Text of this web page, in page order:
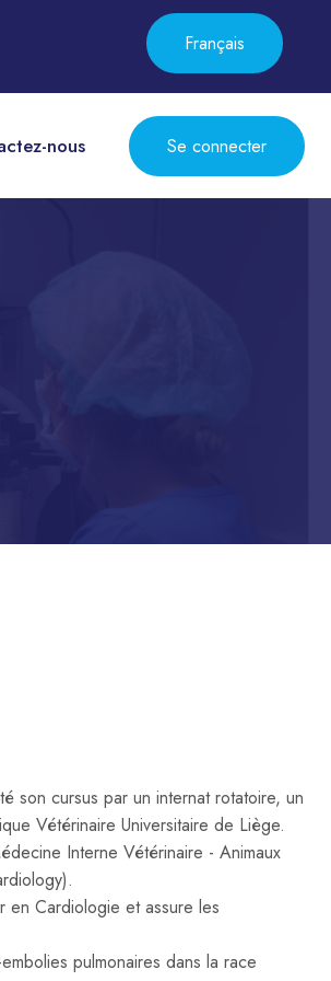
Français
nous Se connecter
son cursus par un internat rotatoire, un
Vétérinaire Universitaire de Liège.
Interne Vétérinaire - Animaux
en Cardiologie et assure les
pulmonaires dans la race